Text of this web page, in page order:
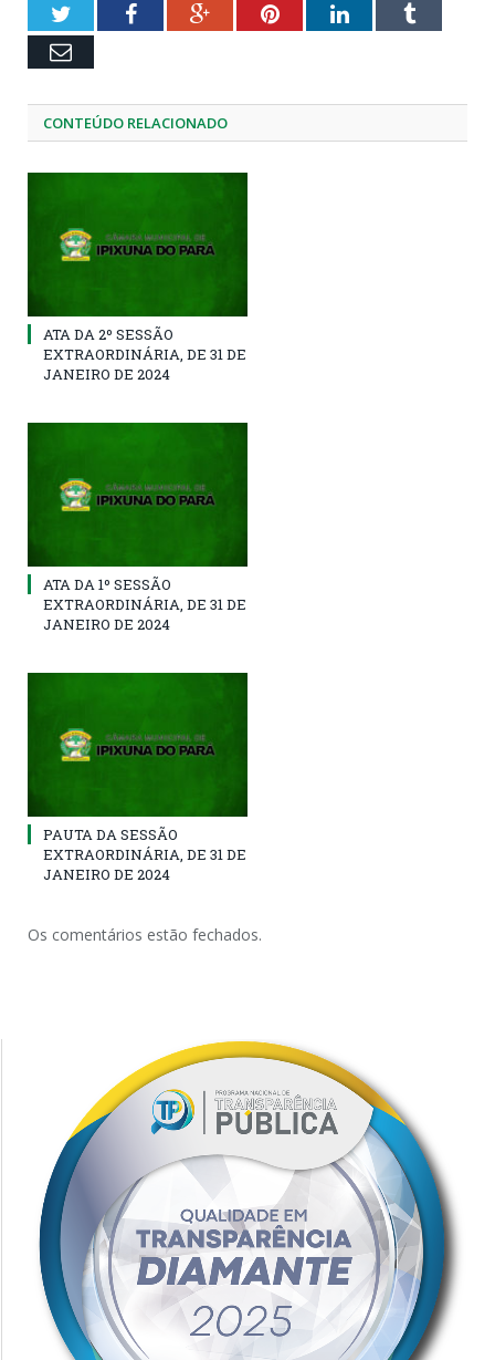
TwitterFacebookGoogle+PinterestLinkedInTumblr
Email
CONTEÚDO RELACIONADO
ATA DA 2º SESSÃO
EXTRAORDINÁRIA, DE 31 DE
JANEIRO DE 2024
ATA DA 1º SESSÃO
EXTRAORDINÁRIA, DE 31 DE
JANEIRO DE 2024
PAUTA DA SESSÃO
EXTRAORDINÁRIA, DE 31 DE
JANEIRO DE 2024
Os comentários estão fechados.